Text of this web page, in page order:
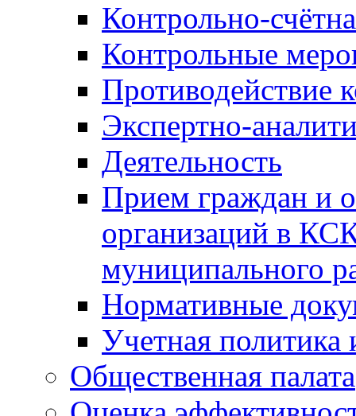
Контрольно-
Контрольные
Противодействие
Экспертно-
Деятельность
Прием граждан и
организаций в
муниципального
Нормативные
Учетная политика
Общественная палата